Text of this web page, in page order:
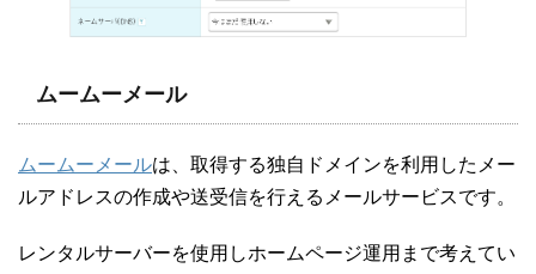
ムームーメール
ムームーメールは、取得する独自ドメインを利用したメー
ルアドレスの作成や送受信を行えるメールサービスです。
レンタルサーバーを使用しホームページ運用まで考えてい